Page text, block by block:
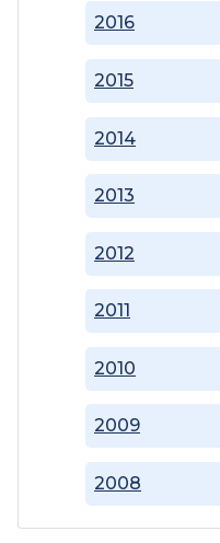
2008
2009
2010
2011
2012
2013
2014
2015
2016